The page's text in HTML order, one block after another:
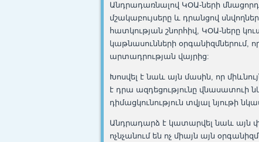
Անդրադառնալով ԿՕԱ-ների
մշակաբույսերը և դրանցով
հատկության շնորհիվ, ԿՕԱ-ները
կաթնասունների օրգանիզմներում,
արտադրության վայրից:
Խոսվել է նաև այն մասին, որ
է դրա ազդեցությունը վնասատուի
դիմացկունություն տվյալ նյութի
Անդրադարձ է կատարվել նաև այն
ոչնչանում են ոչ միայն այն